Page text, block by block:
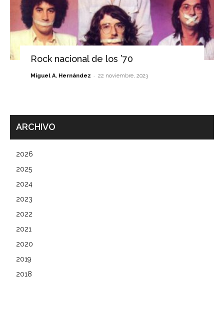
Rock nacional de los ’70
Miguel A. Hernández - 22 noviembre, 2023
ARCHIVO
2026
2025
2024
2023
2022
2021
2020
2019
2018